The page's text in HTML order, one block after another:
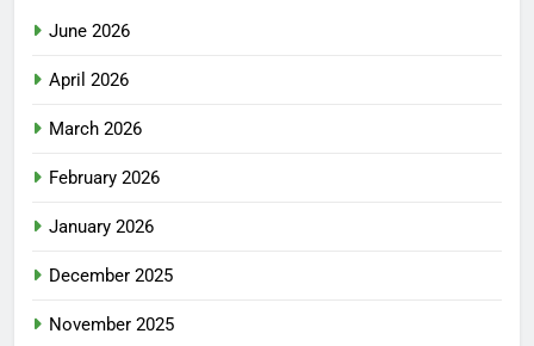
June 2026
April 2026
March 2026
February 2026
January 2026
December 2025
November 2025